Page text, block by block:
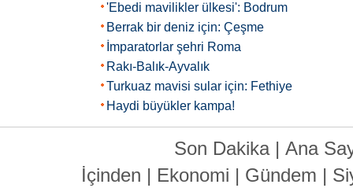
'Ebedi mavilikler ülkesi': Bodrum
Berrak bir deniz için: Çeşme
İmparatorlar şehri Roma
Rakı-Balık-Ayvalık
Turkuaz mavisi sular için: Fethiye
Haydi büyükler kampa!
Son Dakika| Ana
İçinden | Ekonomi | Gündem |